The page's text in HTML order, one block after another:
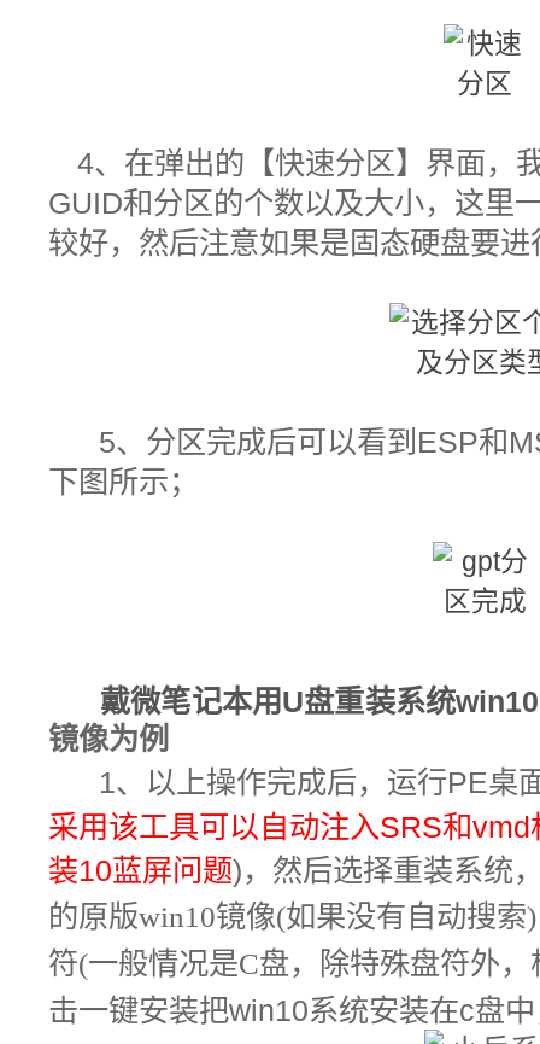
4、在弹出的【快速分区】界面，
GUID和分区的个数以及大小，这里
较好，然后注意如果是固态硬盘要
5、分区完成后可以看到ESP和
下图所示；
戴微笔记本用U盘重装系统win10
镜像为例
1、以上操作完成后， 运行PE桌
采用该工具可以自动注入SRS和
装10蓝屏问题)，然后选择重装系统
的原版win10镜像(如果没有自动搜
符(一般情况是C盘，除特殊盘符外
击一键安装把win10系统安装在c盘